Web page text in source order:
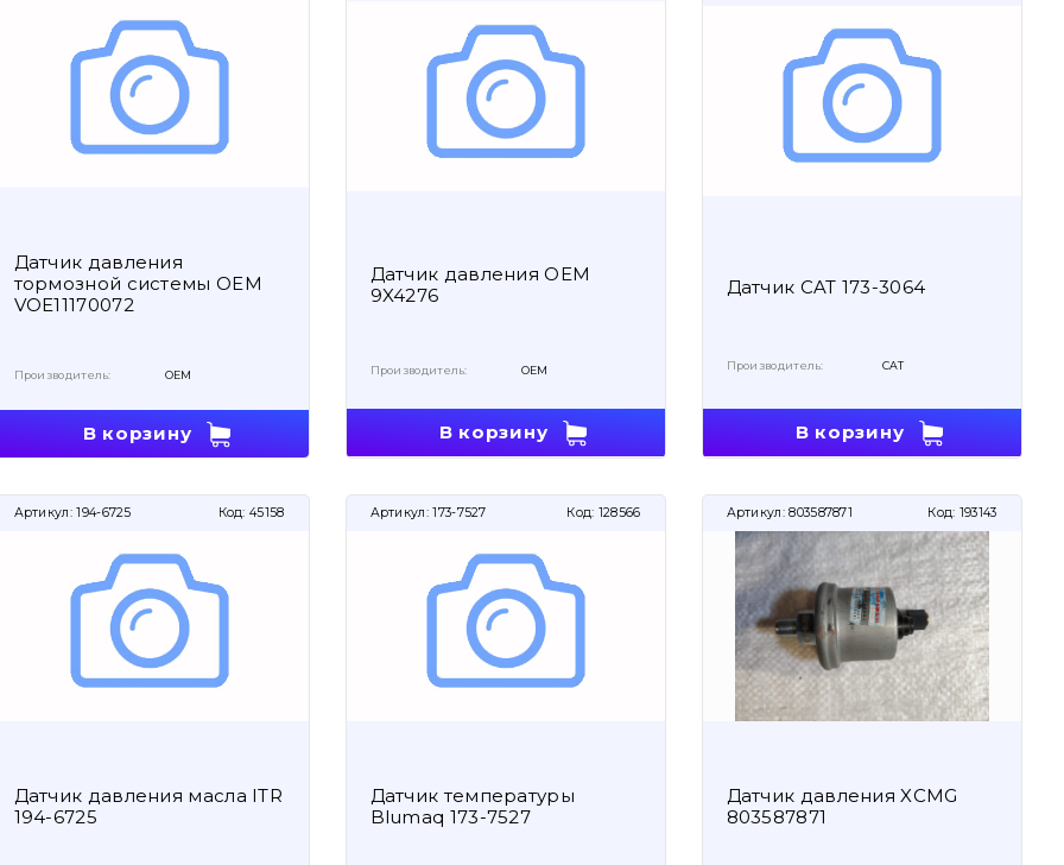
Датчик давления
тормозной системы OEM
VOE11170072
Производитель: OEM
В корзину
Датчик давления OEM
9X4276
Производитель: OEM
В корзину
Датчик CAT 173-3064
Производитель: CAT
В корзину
Артикул: 194-6725 Код: 45158
Датчик давления масла ITR
194-6725
Артикул: 173-7527 Код: 128566
Датчик температуры
Blumaq 173-7527
Артикул: 803587871 Код: 193143
Датчик давления XCMG
803587871